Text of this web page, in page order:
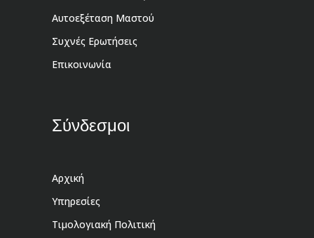
Αυτοεξέταση Μαστού
Συχνές Ερωτήσεις
Επικοινωνία
Σύνδεσμοι
Αρχική
Υπηρεσίες
Τιμολογιακή Πολιτική